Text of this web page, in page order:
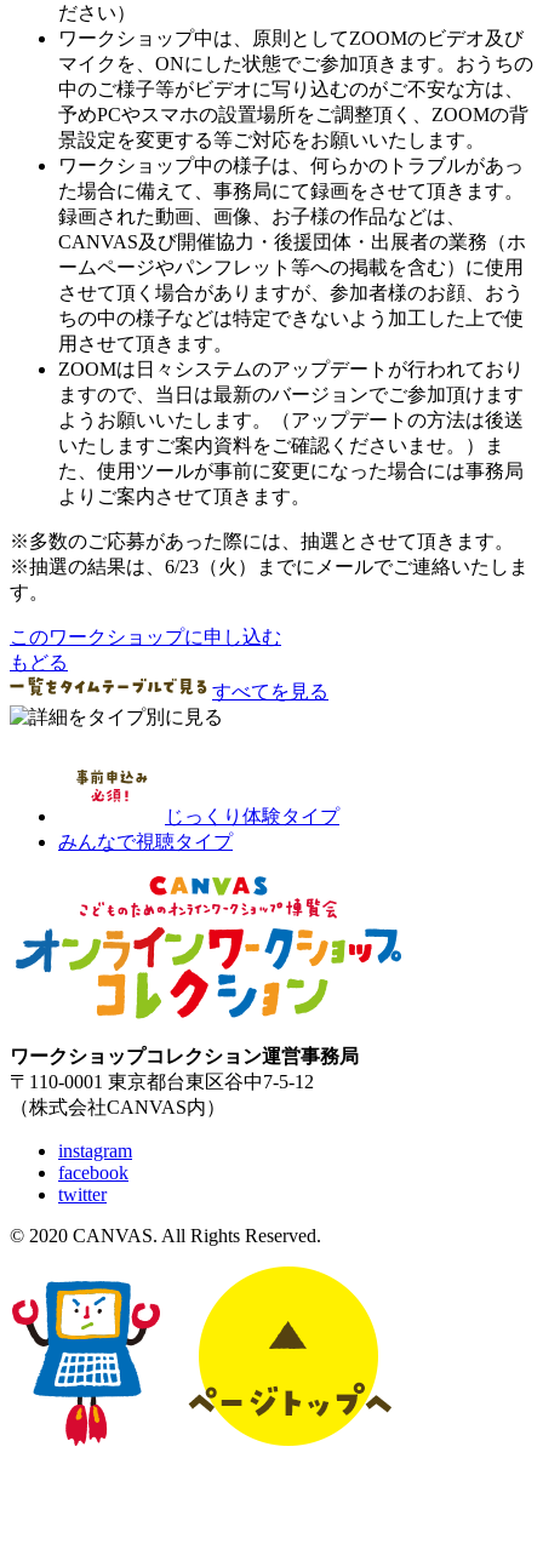
ださい）
ワークショップ中は、原則としてZOOMのビデオ及び
マイクを、ONにした状態でご参加頂きます。おうちの
中のご様子等がビデオに写り込むのがご不安な方は、
予めPCやスマホの設置場所をご調整頂く、ZOOMの背
景設定を変更する等ご対応をお願いいたします。
ワークショップ中の様子は、何らかのトラブルがあっ
た場合に備えて、事務局にて録画をさせて頂きます。
録画された動画、画像、お子様の作品などは、
CANVAS及び開催協力・後援団体・出展者の業務（ホ
ームページやパンフレット等への掲載を含む）に使用
させて頂く場合がありますが、参加者様のお顔、おう
ちの中の様子などは特定できないよう加工した上で使
用させて頂きます。
ZOOMは日々システムのアップデートが行われており
ますので、当日は最新のバージョンでご参加頂けます
ようお願いいたします。（アップデートの方法は後送
いたしますご案内資料をご確認くださいませ。）ま
た、使用ツールが事前に変更になった場合には事務局
よりご案内させて頂きます。
※多数のご応募があった際には、抽選とさせて頂きます。
※抽選の結果は、6/23（火）までにメールでご連絡いたしま
す。
このワークショップに申し込む
もどる
すべてを見る
じっくり体験タイプ
みんなで視聴タイプ
ワークショップコレクション運営事務局
〒110-0001 東京都台東区谷中7-5-12
（株式会社CANVAS内）
instagram
facebook
twitter
© 2020 CANVAS. All Rights Reserved.